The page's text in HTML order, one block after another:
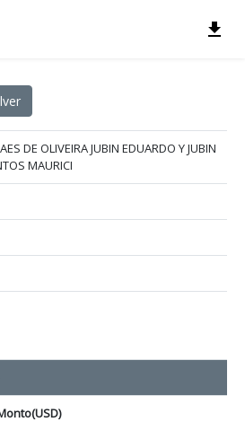
DE OLIVEIRA JUBIN EDUARDO Y JUBIN
MAURICI